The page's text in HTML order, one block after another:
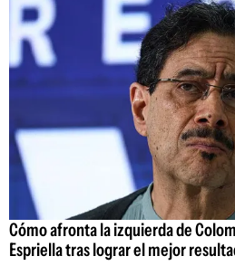
Cómo afronta la izquierda de
Espriella tras lograr el mejor